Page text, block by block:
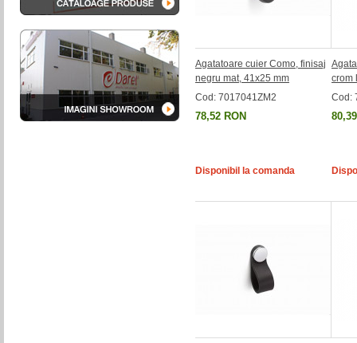
Agatatoare cuier Como, finisaj
negru mat, 41x25 mm
Cod: 7017041ZM2
78,52 RON
Disponibil la comanda
crom
Cod: